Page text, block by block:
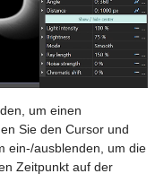
um einen
Sie den Cursor und
ein-/ausblenden, um die
Zeitpunkt auf der